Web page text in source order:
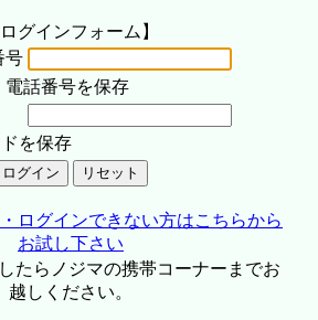
ログインフォーム】
号
電話番号を保存
を保存
ログインできない方はこちらから
お試し下さい
たらノジマの携帯コーナーまでお
越しください。